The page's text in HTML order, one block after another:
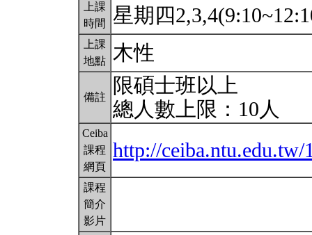
上課
時間
星期四
上課
地點 木性
備註
限碩士班以上
總人數上限：10人
Ceiba
課程
網頁
http://ceiba.ntu.edu.tw/
課程
簡介
影片